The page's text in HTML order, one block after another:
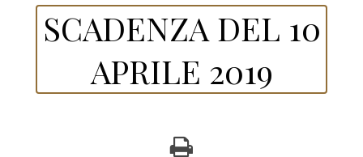
SCADENZA DEL 10
APRILE 2019